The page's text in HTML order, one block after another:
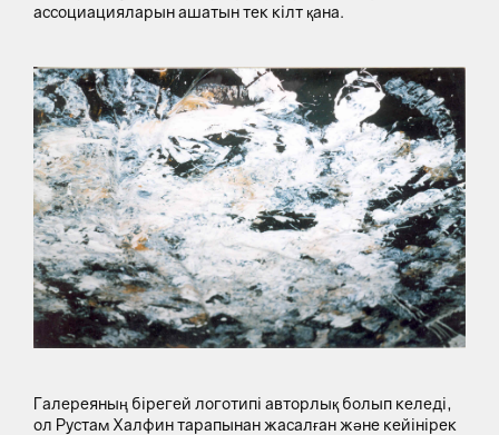
ассоциацияларын ашатын тек кілт қана.
Галереяның бірегей логотипі авторлық болып келеді,
ол Рустам Халфин тарапынан жасалған және кейінірек